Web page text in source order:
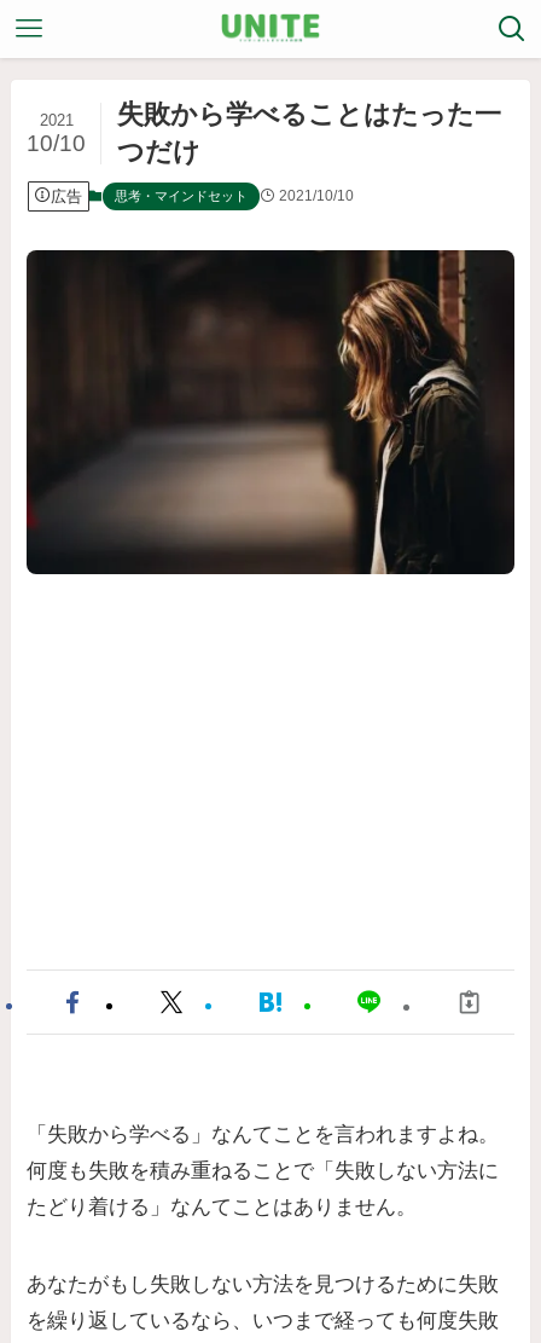
失敗から学べることはたった一
つだけ
2021
10/10
広告 思考・マインドセット 2021/10/10
「失敗から学べる」なんてことを言われますよね。
何度も失敗を積み重ねることで「失敗しない方法に
たどり着ける」なんてことはありません。
あなたがもし失敗しない方法を見つけるために失敗
を繰り返しているなら、いつまで経っても何度失敗